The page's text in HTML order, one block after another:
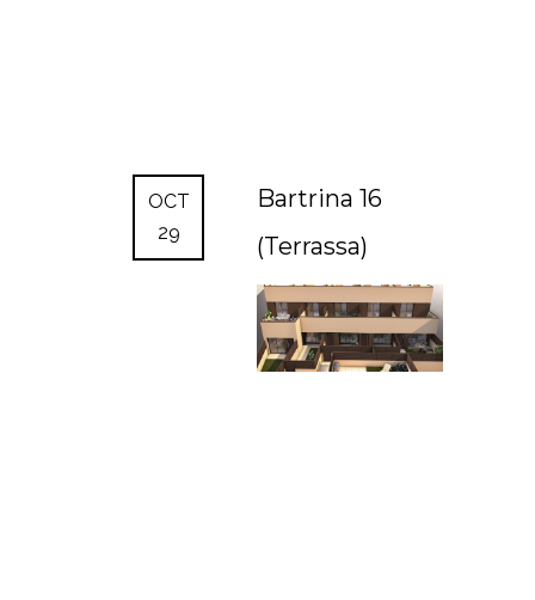
OCT
29
Bartrina 16
(Terrassa)